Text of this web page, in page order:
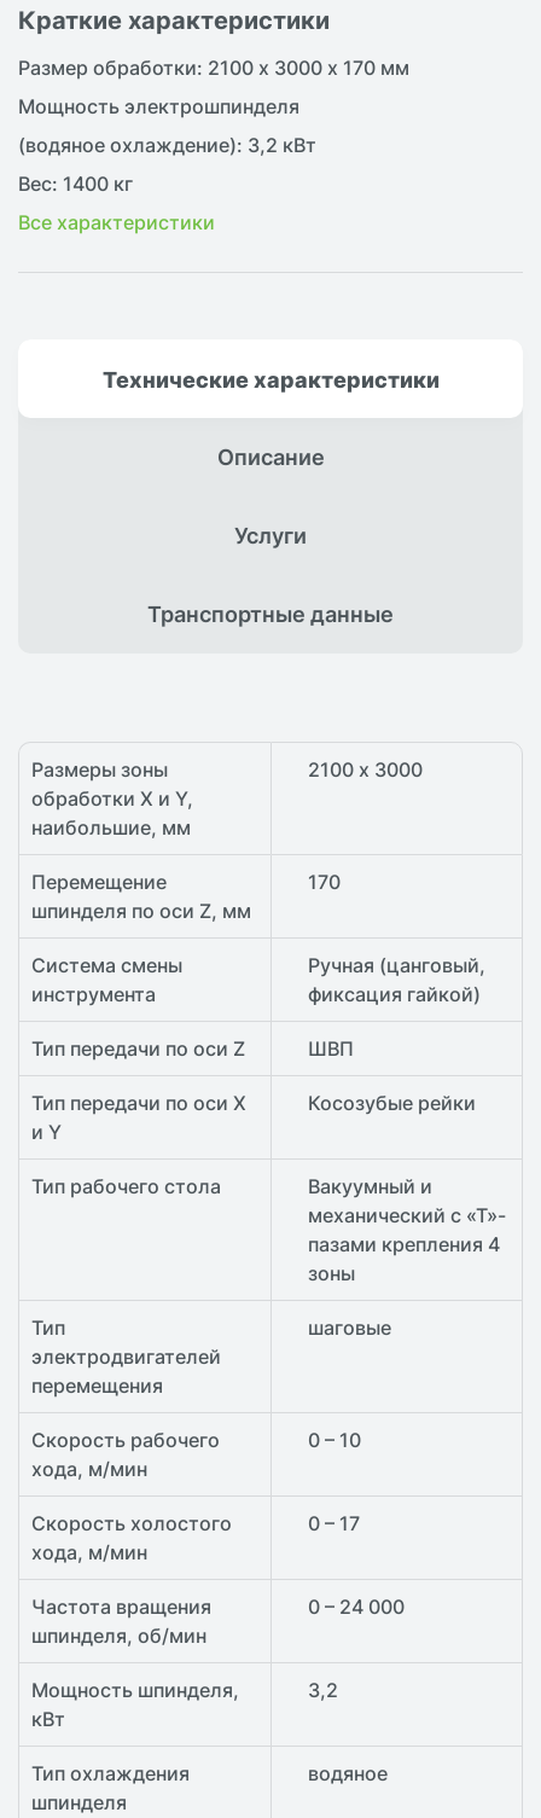
Краткие характеристики
Размер обработки: 2100 х 3000 х 170 мм
Мощность электрошпинделя
(водяное охлаждение): 3,2 кВт
Вес: 1400 кг
Все характеристики
Техническиехарактеристики
Описание
Услуги
Транспортныеданные
Размеры зоны
обработки X и Y,
наибольшие, мм
2100 х 3000
Перемещение
шпинделя по оси Z, мм
170
Система смены
инструмента
Ручная (цанговый,
фиксация гайкой)
Тип передачи по оси Z ШВП
Тип передачи по оси X
и Y
Косозубые рейки
Тип рабочего стола
Вакуумный и
механический с «Т»-
пазами крепления 4
зоны
Тип
электродвигателей
перемещения
шаговые
Скорость рабочего
хода, м/мин
0 – 10
Скорость холостого
хода, м/мин
0 – 17
Частота вращения
шпинделя, об/мин
0 – 24 000
Мощность шпинделя,
кВт
3,2
Тип охлаждения
шпинделя
водяное